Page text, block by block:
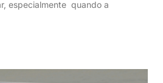
especialmente quando a